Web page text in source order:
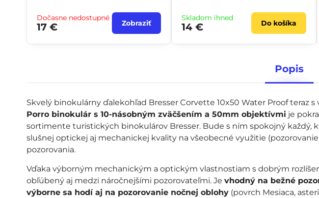
Popis
Skvelý binokulárny ďalekohľad Bresser Corvette 10x50 Water Proof teraz
Porro binokulár s 10-násobným zväčšením a 50mm objektívmi je
sortimente turistických binokulárov Bresser. Bude s ním spokojný každý,
slušnej optickej aj mechanickej kvality na všeobecné využitie
pozorovania.
Vďaka výborným mechanickým a optickým vlastnostiam s dobrým
obľúbený aj medzi náročnejšími pozorovateľmi. Je vhodný na bežné
výborne sa hodí aj na pozorovanie nočnej oblohy(povrch Mesiaca,
Dočasne nedostupné
17 € Zobraziť
Skladom ihneď
14 € Do košíka